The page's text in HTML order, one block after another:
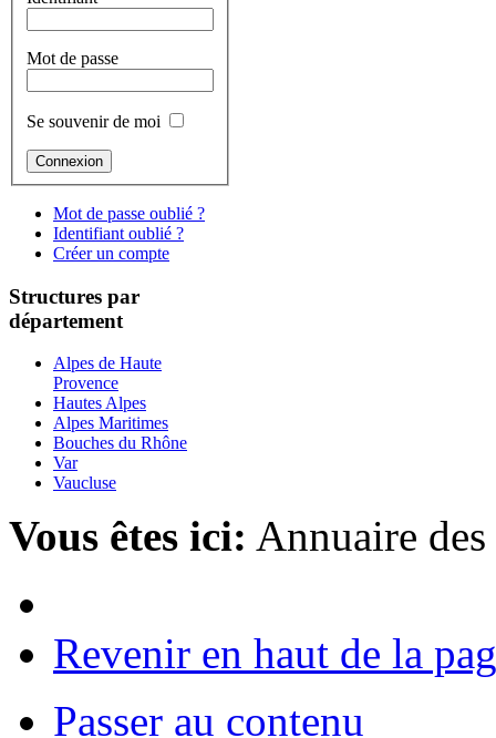
Mot de passe
Se souvenir de moi
Mot de passe oublié ?
Identifiant oublié ?
Créer un compte
Structures par
département
Alpes de Haute
Provence
Hautes Alpes
Alpes Maritimes
Bouches du Rhône
Var
Vaucluse
Vous êtes ici: Annuaire
Revenir en haut de la
Passer au contenu